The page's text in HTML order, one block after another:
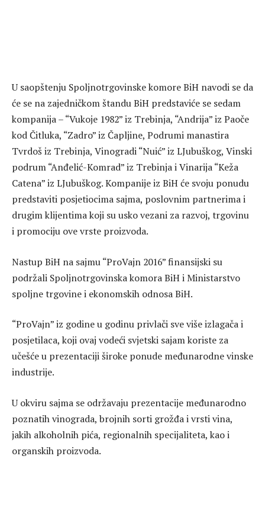
U saopštenju Spoljnotrgovinske komore BiH navodi se da
će se na zajedničkom štandu BiH predstaviće se sedam
kompanija – “Vukoje 1982” iz Trebinja, “Andrija” iz Paoče
kod Čitluka, “Zadro” iz Čapljine, Podrumi manastira
Tvrdoš iz Trebinja, Vinogradi “Nuić” iz LJubuškog, Vinski
podrum “Anđelić-Komrad” iz Trebinja i Vinarija “Keža
Catena” iz LJubuškog. Kompanije iz BiH će svoju ponudu
predstaviti posjetiocima sajma, poslovnim partnerima i
drugim klijentima koji su usko vezani za razvoj, trgovinu
i promociju ove vrste proizvoda.
Nastup BiH na sajmu “ProVajn 2016” finansijski su
podržali Spoljnotrgovinska komora BiH i Ministarstvo
spoljne trgovine i ekonomskih odnosa BiH.
“ProVajn” iz godine u godinu privlači sve više izlagača i
posjetilaca, koji ovaj vodeći svjetski sajam koriste za
učešće u prezentaciji široke ponude međunarodne vinske
industrije.
U okviru sajma se održavaju prezentacije međunarodno
poznatih vinograda, brojnih sorti grožđa i vrsti vina,
jakih alkoholnih pića, regionalnih specijaliteta, kao i
organskih proizvoda.